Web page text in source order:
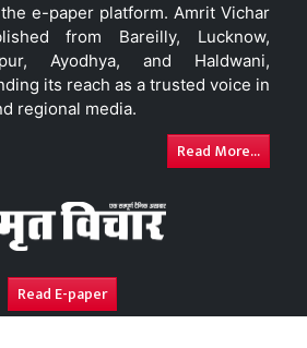
e-paper platform. Amrit Vichar
from Bareilly, Lucknow,
Ayodhya, and Haldwani,
its reach as a trusted voice in
regional media.
Read More...
Read E-paper